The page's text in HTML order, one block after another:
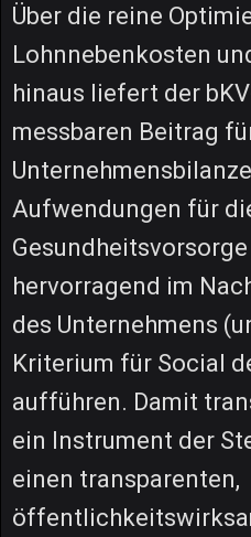
Über die reine
Lohnnebenkosten
hinaus liefert der
messbaren Beitrag
Aufwendungen für
hervorragend im
des Unternehmens
Kriterium für Social
aufführen. Damit
ein Instrument der
einen transparenten,